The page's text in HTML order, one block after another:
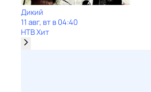
Дикий
11 авг, вт в 04:40
НТВ Хит